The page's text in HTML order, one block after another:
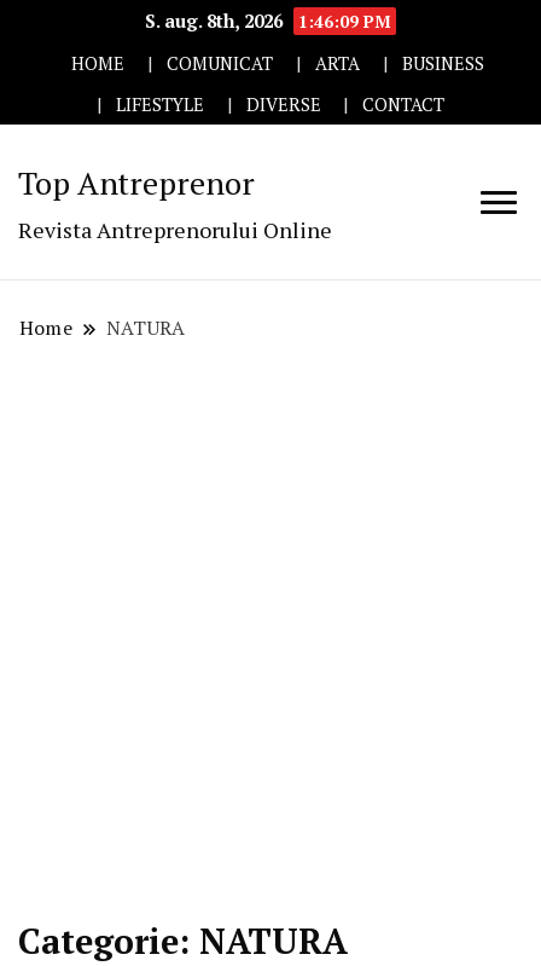
S. aug. 8th, 2026
1:46:10 PM
HOME
COMUNICAT ARTA
BUSINESS
LIFESTYLE
DIVERSE CONTACT
Top Antreprenor
Revista Antreprenorului Online
Home NATURA
Categorie: NATURA